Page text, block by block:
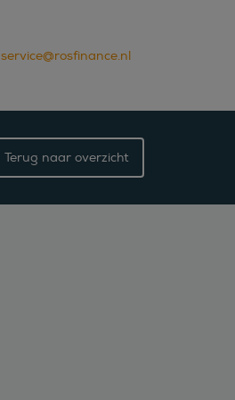
service@rosfinance.nl
Terug naar overzicht